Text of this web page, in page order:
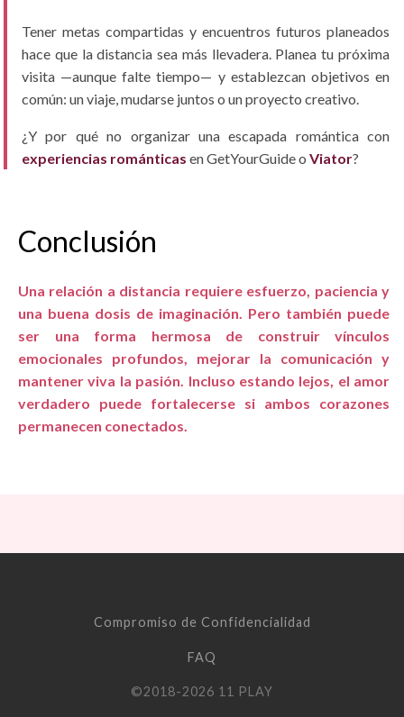
Tener metas compartidas y encuentros futuros planeados
hace que la distancia sea más llevadera. Planea tu próxima
visita —aunque falte tiempo— y establezcan objetivos en
común: un viaje, mudarse juntos o un proyecto creativo.
¿Y por qué no organizar una escapada romántica con
experiencias románticas en GetYourGuide o Viator?
Conclusión
Una relación a distancia requiere esfuerzo, paciencia y
una buena dosis de imaginación. Pero también puede
ser una forma hermosa de construir vínculos
emocionales profundos, mejorar la comunicación y
mantener viva la pasión. Incluso estando lejos, el amor
verdadero puede fortalecerse si ambos corazones
permanecen conectados.
Compromiso de Confidencialidad
FAQ
©2018-2026 11 PLAY